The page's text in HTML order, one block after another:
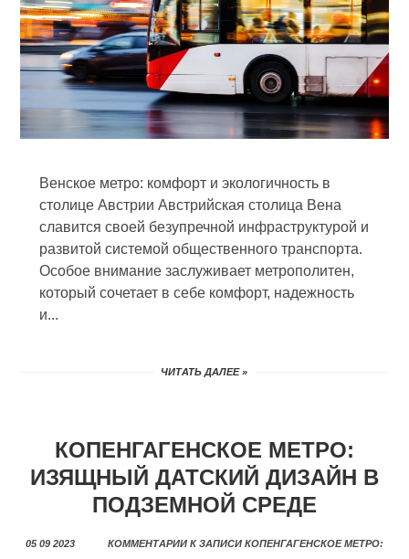
Венское метро: комфорт и экологичность в
столице Австрии Австрийская столица Вена
славится своей безупречной инфраструктурой и
развитой системой общественного транспорта.
Особое внимание заслуживает метрополитен,
который сочетает в себе комфорт, надежность
и...
ЧИТАТЬ ДАЛЕЕ »
КОПЕНГАГЕНСКОЕ МЕТРО:
ИЗЯЩНЫЙ ДАТСКИЙ ДИЗАЙН В
ПОДЗЕМНОЙ СРЕДЕ
05 09 2023 КОММЕНТАРИИ К ЗАПИСИ КОПЕНГАГЕНСКОЕ МЕТРО: